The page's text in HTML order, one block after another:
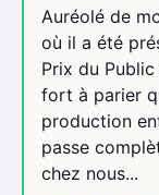
Auréolé de
où il a été
Prix du
fort à parier
production
passe
chez nous...